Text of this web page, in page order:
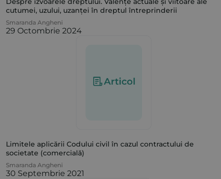
cutumei, uzului, uzanței în dreptul întreprinderii
Smaranda Angheni
29 Octombrie 2024
Limitele aplicării Codului civil în cazul contractului de
societate (comercială)
Smaranda Angheni
30 Septembrie 2021